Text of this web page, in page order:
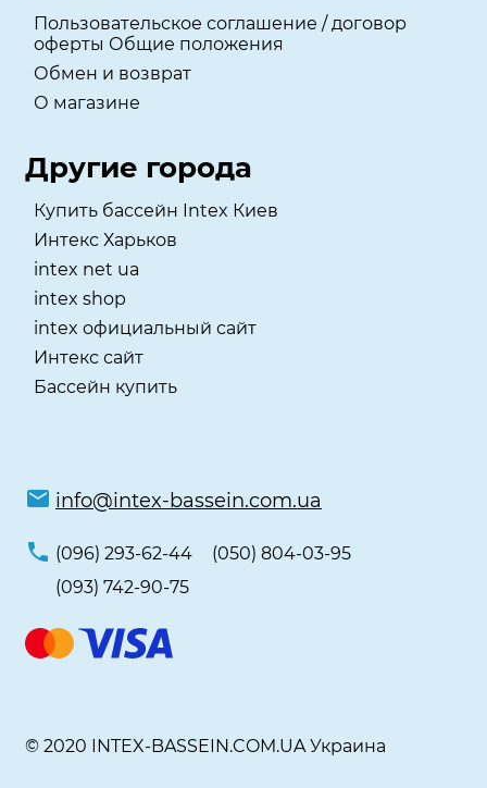
Пользовательское соглашение / договор
оферты Общие положения
Обмен и возврат
О магазине
Другие города
Купить бассейн Intex Киев
Интекс Харьков
intex net ua
intex shop
intex официальный сайт
Интекс сайт
Бассейн купить
info@intex-bassein.com.ua
(096) 293-62-44
(050) 804-03-95
(093) 742-90-75
© 2020 INTEX-BASSEIN.COM.UA Украина